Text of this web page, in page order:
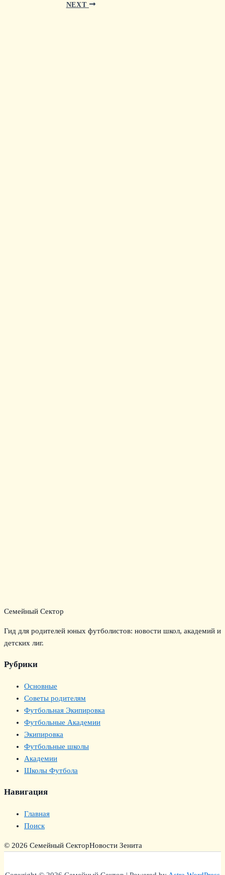
NEXT
Семейный Сектор
Гид для родителей юных футболистов: новости школ, академий и
детских лиг.
Рубрики
Основные
Советы родителям
Футбольная Экипировка
Футбольные Академии
Экипировка
Футбольные школы
Академии
Школы Футбола
Навигация
Главная
Поиск
© 2026 Семейный СекторНовости Зенита